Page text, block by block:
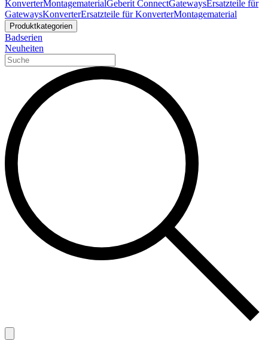
KonverterMontagematerialGeberit ConnectGatewaysErsatzteile für
GatewaysKonverterErsatzteile für KonverterMontagematerial
Produktkategorien
Badserien
Neuheiten